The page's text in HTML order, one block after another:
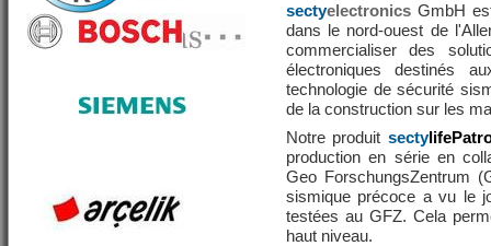
sectyelectronics GmbH
dans le nord-ouest de
commercialiser des
électroniques destinés
technologie de sécurité
de la construction sur les
Notre produit secty
production en série en
Geo ForschungsZentrum
sismique précoce a vu le
testées au GFZ. Cela
haut niveau.